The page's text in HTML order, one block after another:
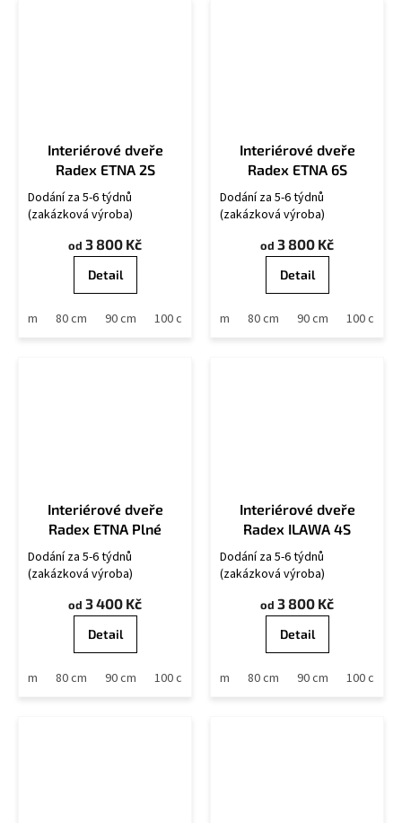
Interiérové dveře
Radex ETNA 2S
Dodání za 5-6 týdnů
(zakázková výroba)
od 3 800 Kč
Detail
70 cm 80 cm 90 cm 100 cm
Interiérové dveře
Radex ETNA 6S
Dodání za 5-6 týdnů
(zakázková výroba)
od 3 800 Kč
Detail
60 cm 70 cm 80 cm 90 cm 100 cm
Interiérové dveře
Radex ETNA Plné
Dodání za 5-6 týdnů
(zakázková výroba)
od 3 400 Kč
Detail
70 cm 80 cm 90 cm 100 cm
Interiérové dveře
Radex ILAWA 4S
Dodání za 5-6 týdnů
(zakázková výroba)
od 3 800 Kč
Detail
60 cm 70 cm 80 cm 90 cm 100 cm